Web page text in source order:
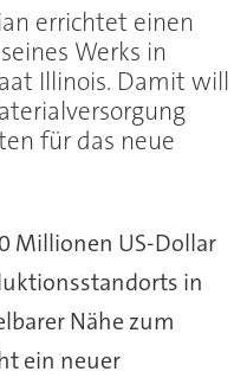
errichtet einen
Werks in
Illinois. Damit will
für das neue
Millionen US-Dollar
in
Nähe zum
ein neuer